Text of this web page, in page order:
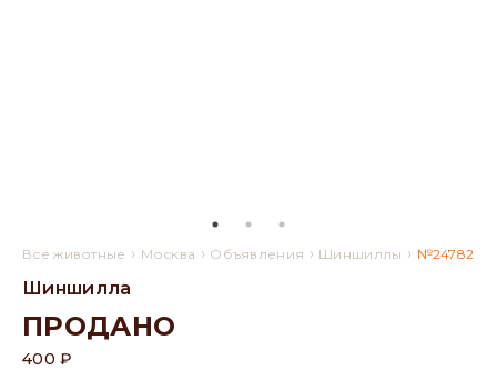
Все животные › Москва › Объявления › Шиншиллы › №24782
Шиншилла
ПРОДАНО
400 ₽